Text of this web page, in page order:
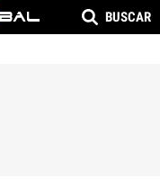
BUSCAR